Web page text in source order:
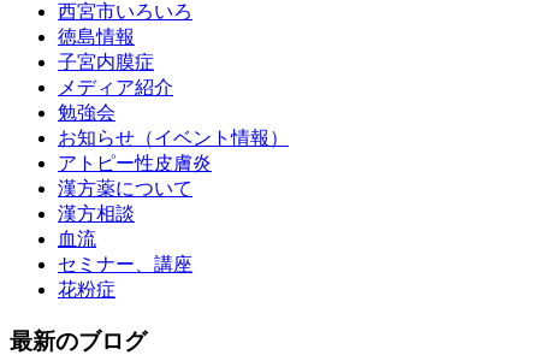
西宮市いろいろ
徳島情報
子宮内膜症
メディア紹介
勉強会
お知らせ（イベント情報）
アトピー性皮膚炎
漢方薬について
漢方相談
血流
セミナー、講座
花粉症
最新のブログ